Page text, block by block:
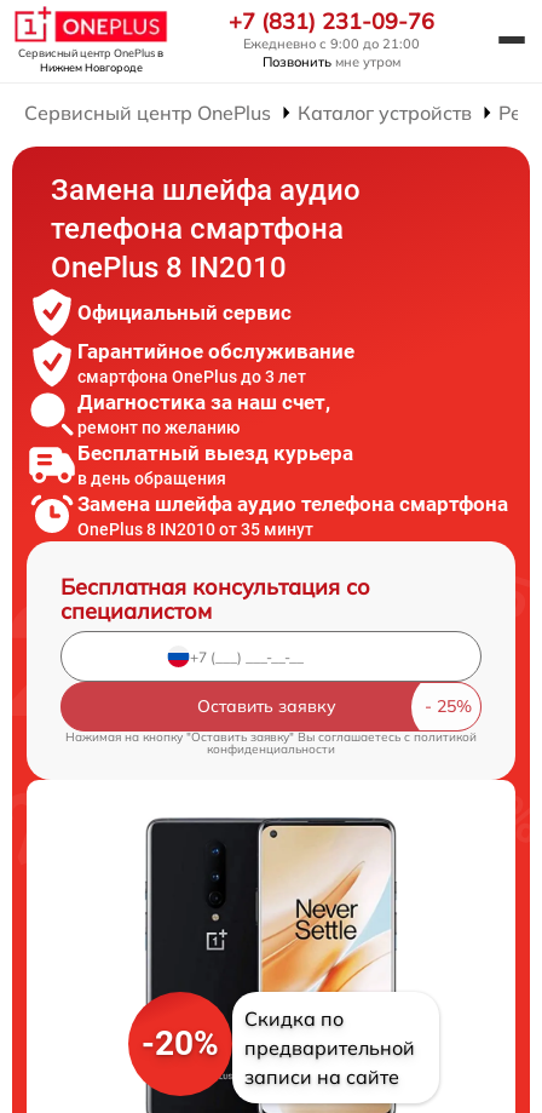
Сервисный центр OnePlusв
Нижнем Новгороде
+7 (831) 231-09-76
Ежедневно с 9:00 до 21:00
Позвонить мне утром
Сервисный центр OnePlus Каталог устройств
Замена шлейфа аудио
телефона смартфона
OnePlus 8 IN2010
Официальный сервис
Гарантийное обслуживание
смартфона OnePlus до 3 лет
Диагностика за наш счет,
ремонт по желанию
Бесплатный выезд курьера
в день обращения
Замена шлейфа аудио телефона смартфона
OnePlus 8 IN2010 от 35 минут
Бесплатная консультация со
специалистом
Оставить заявку
Нажимая на кнопку "Оставить заявку" Вы соглашаетесь c политикой
конфиденциальности
-20%
Скидка по
предварительной
записи на сайте